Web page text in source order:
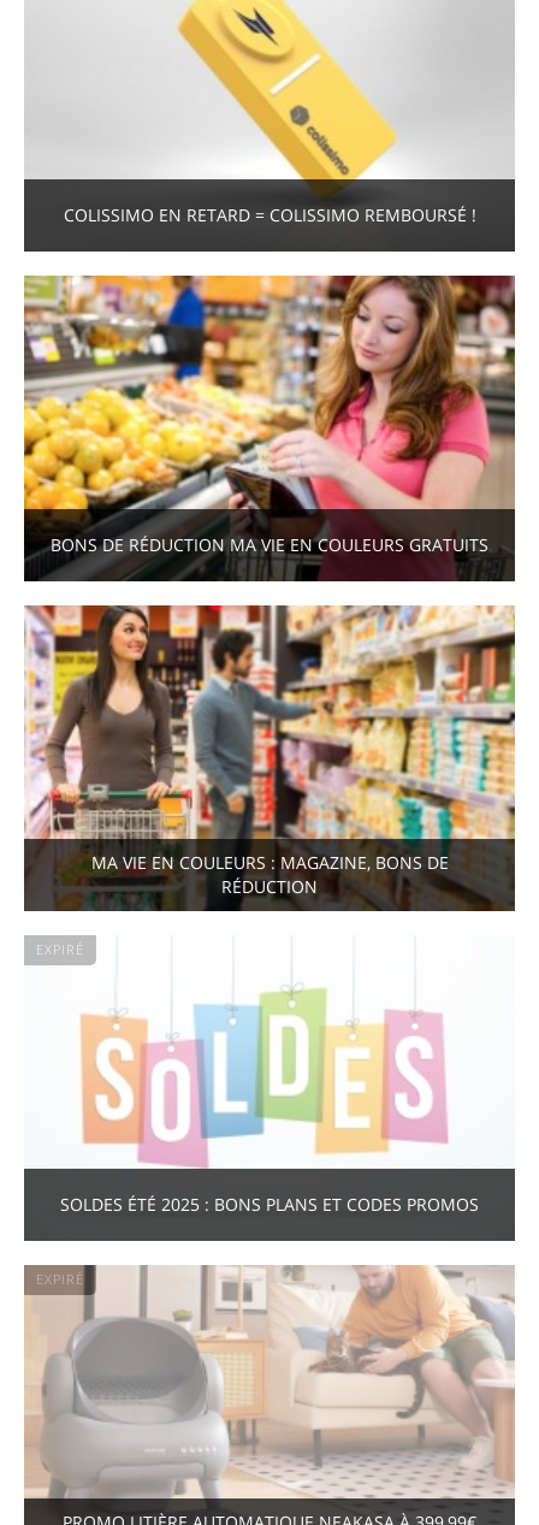
COLISSIMO EN RETARD = COLISSIMO REMBOURSÉ !
BONS DE RÉDUCTION MA VIE EN COULEURS GRATUITS
MA VIE EN COULEURS : MAGAZINE, BONS DE
RÉDUCTION
EXPIRÉ
SOLDES ÉTÉ 2025 : BONS PLANS ET CODES PROMOS
EXPIRÉ